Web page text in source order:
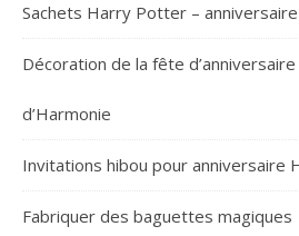
Sachets Harry Potter – anniversaire
Décoration de la fête
d’Harmonie
Invitations hibou pour anniversaire
Fabriquer des baguettes magiques